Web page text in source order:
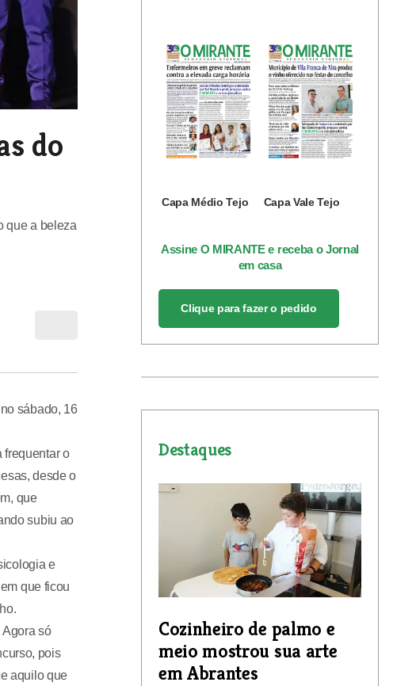
do
que a beleza
sábado, 16
frequentar o
desde o
que
subiu ao
e
que ficou
só
pois
aquilo que
Capa Médio Tejo Capa Vale Tejo
Assine O MIRANTE e receba o Jornal
em casa
Clique para fazer o pedido
Destaques
Cozinheiro de palmo e
meio mostrou sua arte
em Abrantes